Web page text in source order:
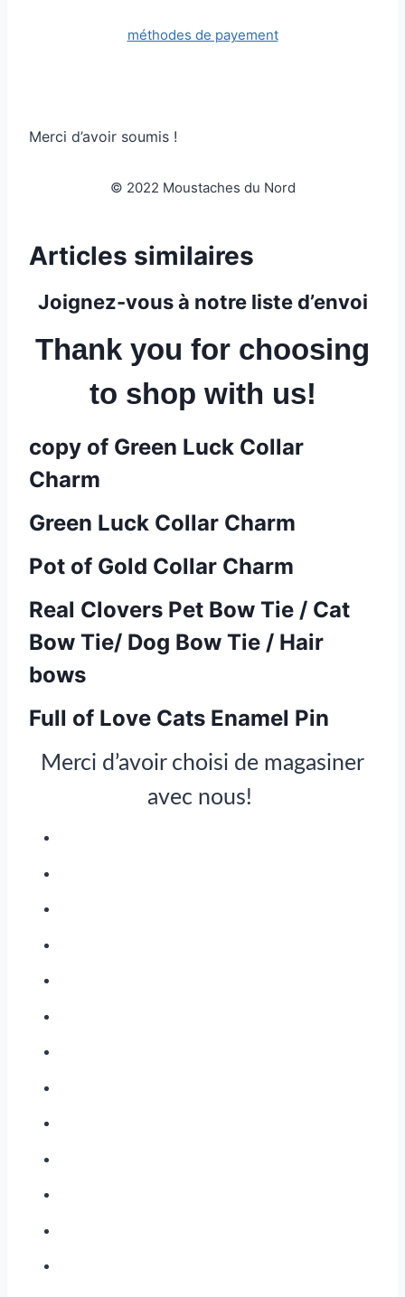
méthodes de payement
Merci d’avoir soumis !
© 2022 Moustaches du Nord
Articles similaires
Joignez-vous à notre liste d’envoi
Thank you for choosing
to shop with us!
copy of Green Luck Collar
Charm
Green Luck Collar Charm
Pot of Gold Collar Charm
Real Clovers Pet Bow Tie / Cat
Bow Tie/ Dog Bow Tie / Hair
bows
Full of Love Cats Enamel Pin
Merci d’avoir choisi de magasiner
avec nous!